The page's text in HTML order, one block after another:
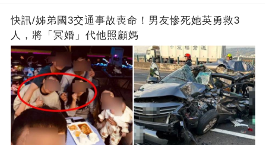
快訊/姊弟國3交通事故喪命！男友慘死她英勇救3
人，將「冥婚」代他照顧媽